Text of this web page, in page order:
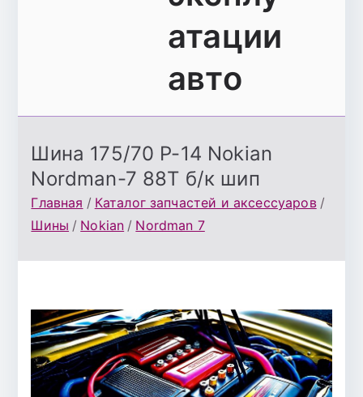
атации
авто
Шина 175/70 Р-14 Nokian
Nordman-7 88T б/к шип
Главная
Каталог запчастей и аксессуаров
Шины
Nokian Nordman 7